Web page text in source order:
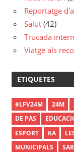
Reportatge
Salut (42)
Trucada
Viatge als
ETIQUETES
#LFV24M 24M
DE PAS
ESPORT
KA
MUNICIPALS